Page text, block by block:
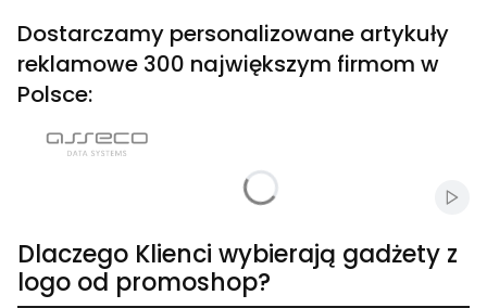
Dostarczamy personalizowane artykuły
reklamowe 300 największym firmom w
Polsce:
Dlaczego Klienci wybierają gadżety z
logo od promoshop?